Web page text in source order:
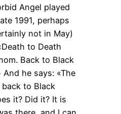
Angel played
1991, perhaps
not in May)
to Death
Back to Black
he says: «The
to Black
it? Did it? It is